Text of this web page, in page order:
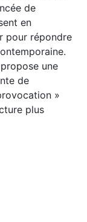
de
en
pour répondre
une
de
»
plus